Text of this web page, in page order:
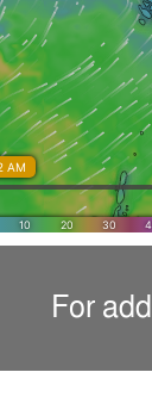
For add